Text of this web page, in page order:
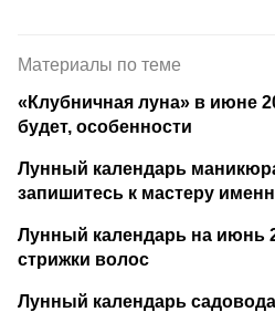
Материалы по теме
«Клубничная луна» в июне
будет, особенности
Лунный календарь
запишитесь к мастеру
Лунный календарь на июнь
стрижки волос
Лунный календарь